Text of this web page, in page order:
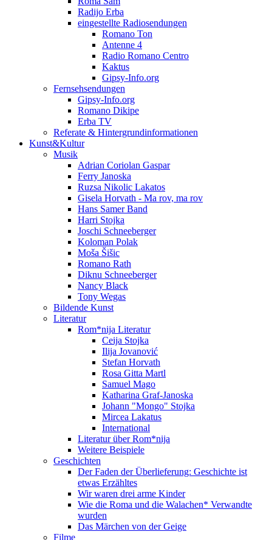
Radijo Erba
eingestellte Radiosendungen
Romano Ton
Antenne 4
Radio Romano Centro
Kaktus
Gipsy-Info.org
Fernsehsendungen
Gipsy-Info.org
Romano Dikipe
Erba TV
Referate & Hintergrundinformationen
Kunst&Kultur
Musik
Adrian Coriolan Gaspar
Ferry Janoska
Ruzsa Nikolic Lakatos
Gisela Horvath - Ma rov, ma rov
Hans Samer Band
Harri Stojka
Joschi Schneeberger
Koloman Polak
Moša Šišic
Romano Rath
Diknu Schneeberger
Nancy Black
Tony Wegas
Bildende Kunst
Literatur
Rom*nija Literatur
Ceija Stojka
Ilija Jovanović
Stefan Horvath
Rosa Gitta Martl
Samuel Mago
Katharina Graf-Janoska
Johann "Mongo" Stojka
Mircea Lakatus
International
Literatur über Rom*nija
Weitere Beispiele
Geschichten
Der Faden der Überlieferung: Geschichte ist
etwas Erzähltes
Wir waren drei arme Kinder
Wie die Roma und die Walachen* Verwandte
wurden
Das Märchen von der Geige
Filme